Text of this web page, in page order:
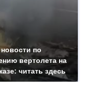
по
вертолета на
читать здесь